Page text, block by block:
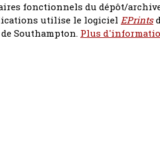
fonctionnels du dépôt/
utilise le logiciel EPrints
Southampton. Plus